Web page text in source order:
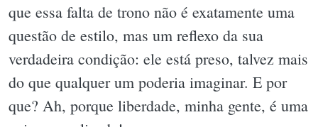
que essa falta de trono não é exatamente uma
questão de estilo, mas um reflexo da sua
verdadeira condição: ele está preso, talvez mais
do que qualquer um poderia imaginar. E por
que? Ah, porque liberdade, minha gente, é uma